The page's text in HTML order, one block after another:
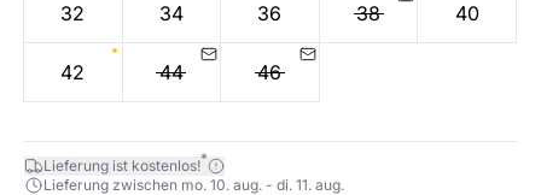
32 34 36 38 40
42 44 46
Lieferung ist kostenlos!*
Lieferung zwischen mo. 10. aug. - di. 11. aug.